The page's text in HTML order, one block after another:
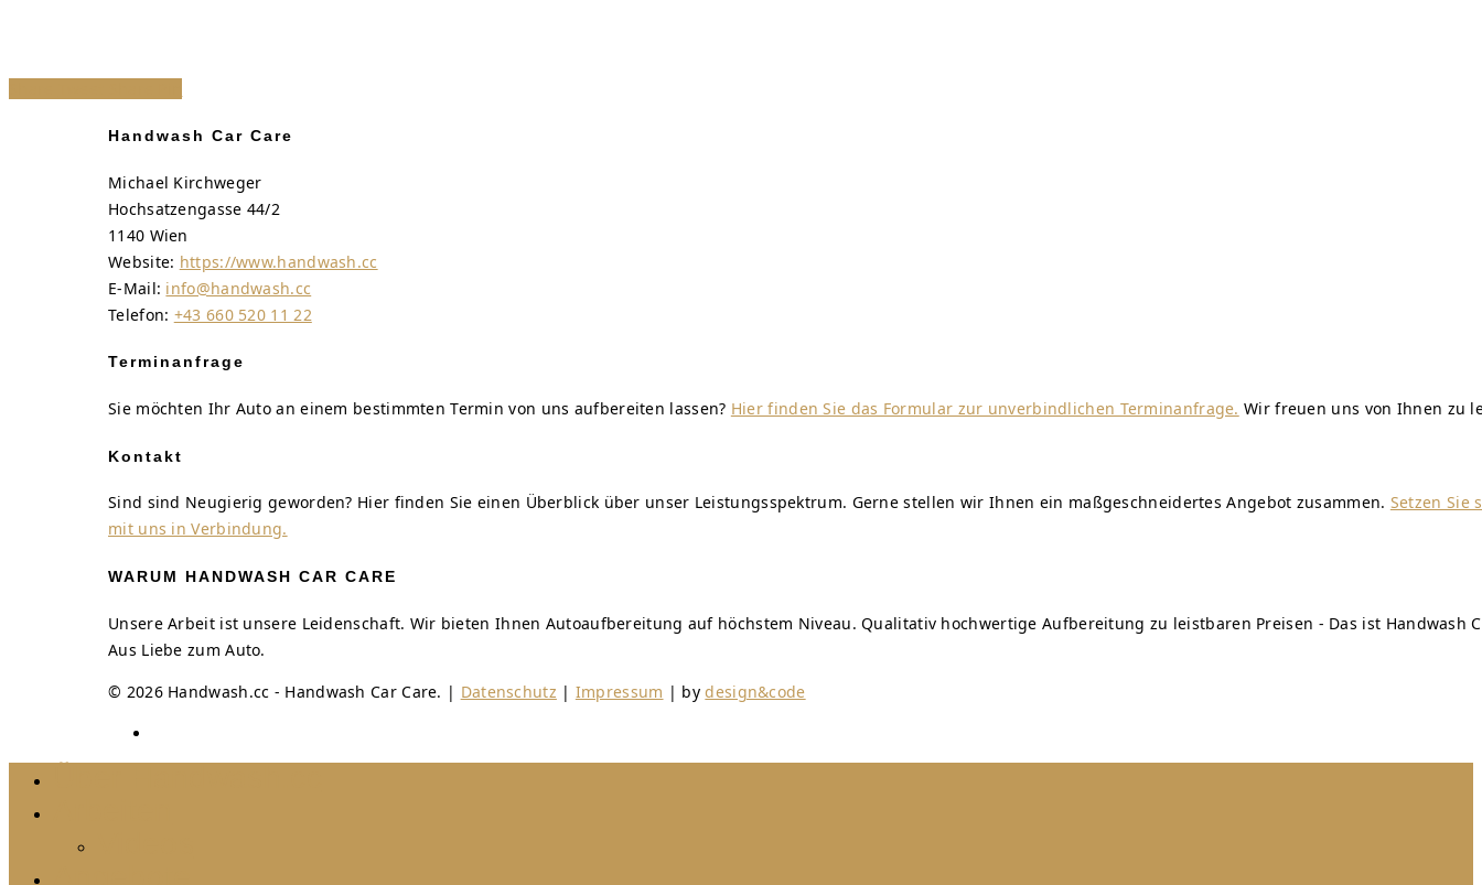
Handwash Car Care
Michael Kirchweger
Hochsatzengasse 44/2
1140 Wien
Website: https://www.handwash.cc
E-Mail: info@handwash.cc
Telefon: +43 660 520 11 22
Terminanfrage
Sie möchten Ihr Auto an einem bestimmten Termin von uns aufbereiten lassen? Hier finden Sie das Formular zur unverbindlichen Terminanfrage. Wir freuen uns von Ihnen zu
Kontakt
Sind sind Neugierig geworden? Hier finden Sie einen Überblick über unser Leistungsspektrum. Gerne stellen wir Ihnen ein maßgeschneidertes Angebot zusammen. Setzen Sie
mit uns in Verbindung.
WARUM HANDWASH CAR CARE
Unsere Arbeit ist unsere Leidenschaft. Wir bieten Ihnen Autoaufbereitung auf höchstem Niveau. Qualitativ hochwertige Aufbereitung zu leistbaren Preisen - Das ist Handwash
Aus Liebe zum Auto.
© 2026 Handwash.cc - Handwash Car Care. | Datenschutz | Impressum | bydesign&code